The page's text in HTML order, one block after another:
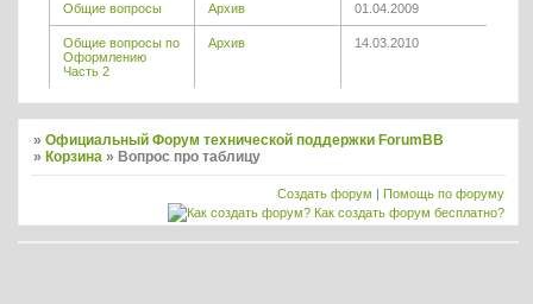
Общие вопросы Архив 01.04.2009
Общие вопросы по
Оформлению
Часть 2
Архив 14.03.2010
»Официальный Форум технической поддержки ForumBB
»Корзина »Вопрос про таблицу
Создать форум Помощь по форуму